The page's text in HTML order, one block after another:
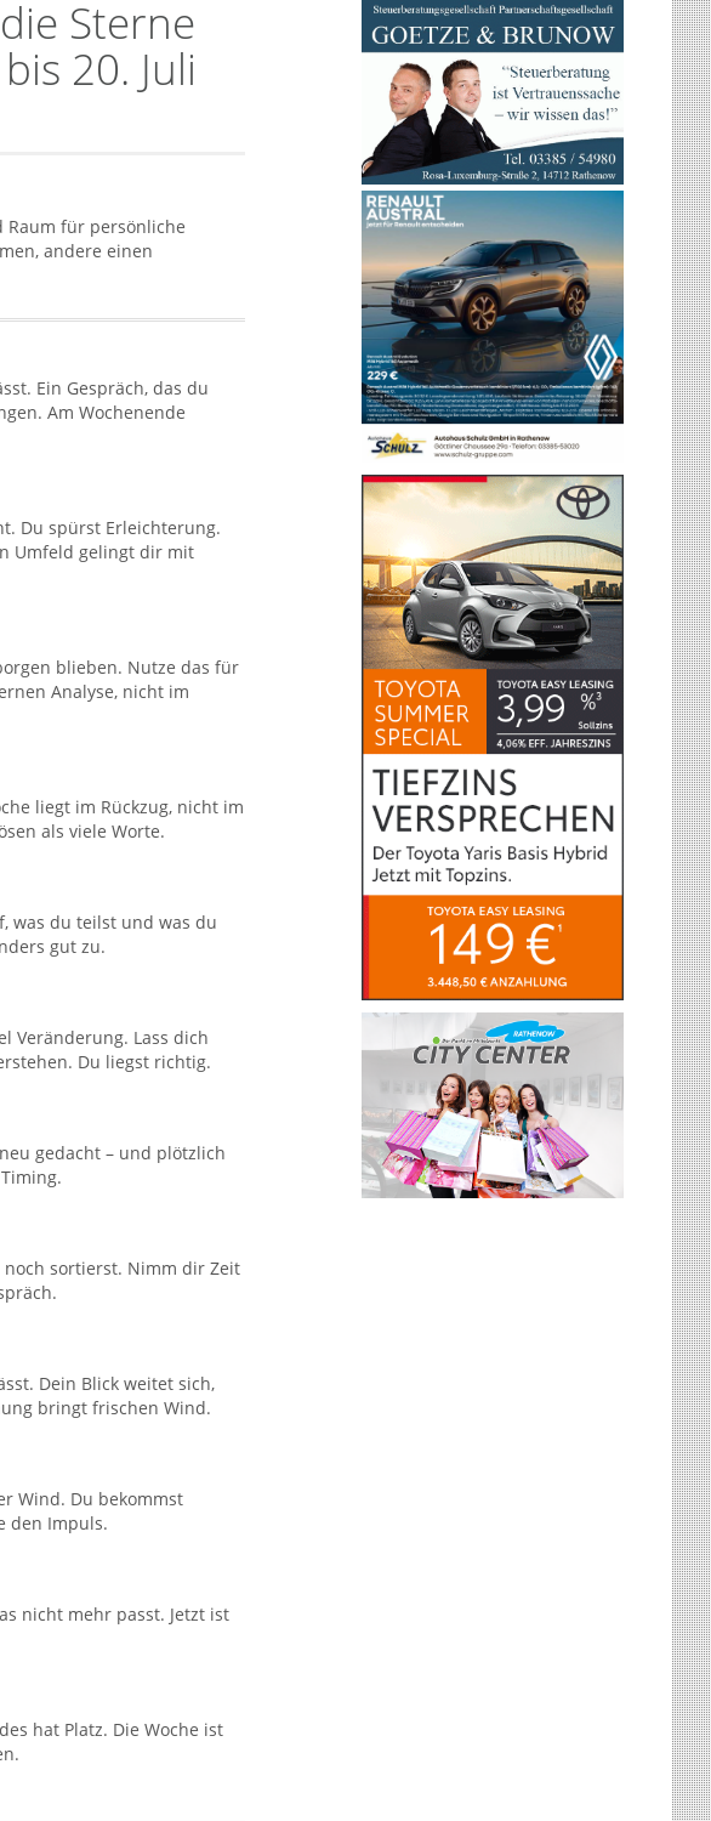
Sterne
20. Juli
Raum für persönliche
andere einen
Ein Gespräch, das du
Am Wochenende
Du spürst Erleichterung.
Umfeld gelingt dir mit
blieben. Nutze das für
Analyse, nicht im
liegt im Rückzug, nicht im
als viele Worte.
was du teilst und was du
gut zu.
Veränderung. Lass dich
Du liegst richtig.
gedacht – und plötzlich
sortierst. Nimm dir Zeit
Dein Blick weitet sich,
bringt frischen Wind.
Wind. Du bekommst
den Impuls.
nicht mehr passt. Jetzt ist
hat Platz. Die Woche ist